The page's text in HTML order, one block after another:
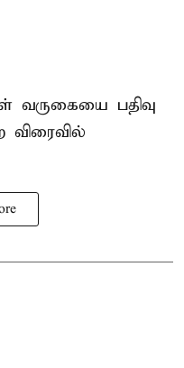
வருகையை பதிவு